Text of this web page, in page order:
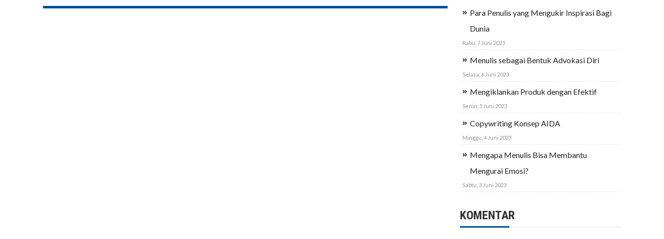
Para Penulis yang Mengukir Inspirasi Bagi
Dunia
Rabu, 7 Juni 2023
Menulis sebagai Bentuk Advokasi Diri
Selasa, 6 Juni 2023
Mengiklankan Produk dengan Efektif
Senin, 5 Juni 2023
Copywriting Konsep AIDA
Minggu, 4 Juni 2023
Mengapa Menulis Bisa Membantu
Mengurai Emosi?
Sabtu, 3 Juni 2023
KOMENTAR